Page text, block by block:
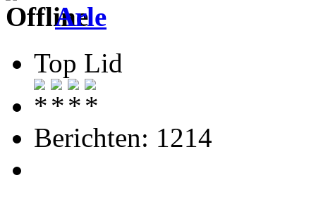
Arle
Top Lid
Berichten: 1214